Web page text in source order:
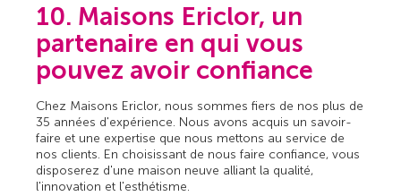
10. Maisons Ericlor, un
partenaire en qui vous
pouvez avoir confiance
Chez Maisons Ericlor, nous sommes fiers de nos plus de
35 années d'expérience. Nous avons acquis un savoir-
faire et une expertise que nous mettons au service de
nos clients. En choisissant de nous faire confiance, vous
disposerez d'une maison neuve alliant la qualité,
l'innovation et l'esthétisme.